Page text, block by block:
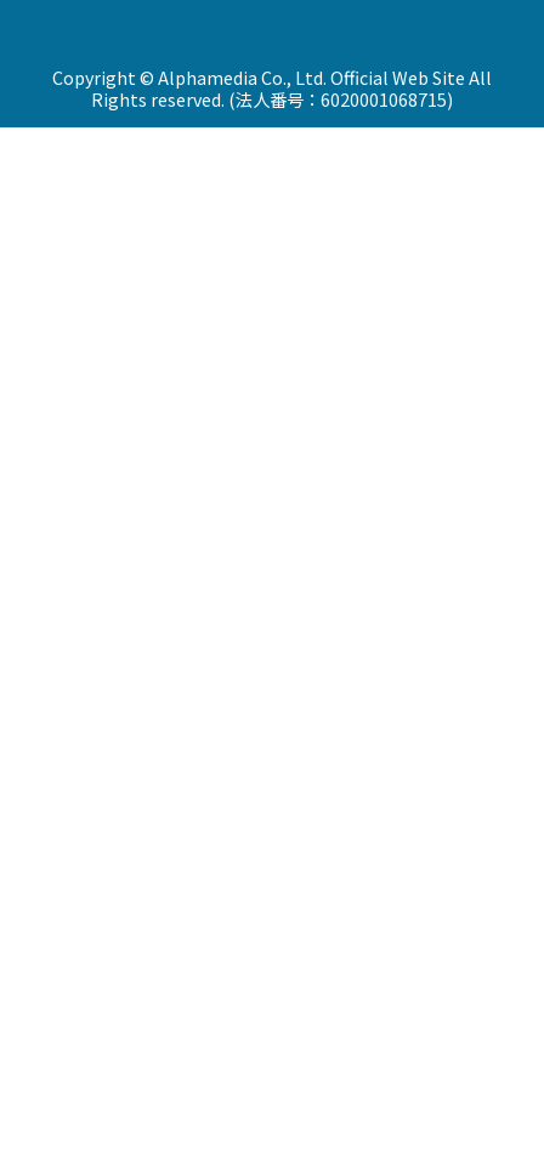
Copyright © Alphamedia Co., Ltd. Official Web Site All
Rights reserved. (法人番号：6020001068715)